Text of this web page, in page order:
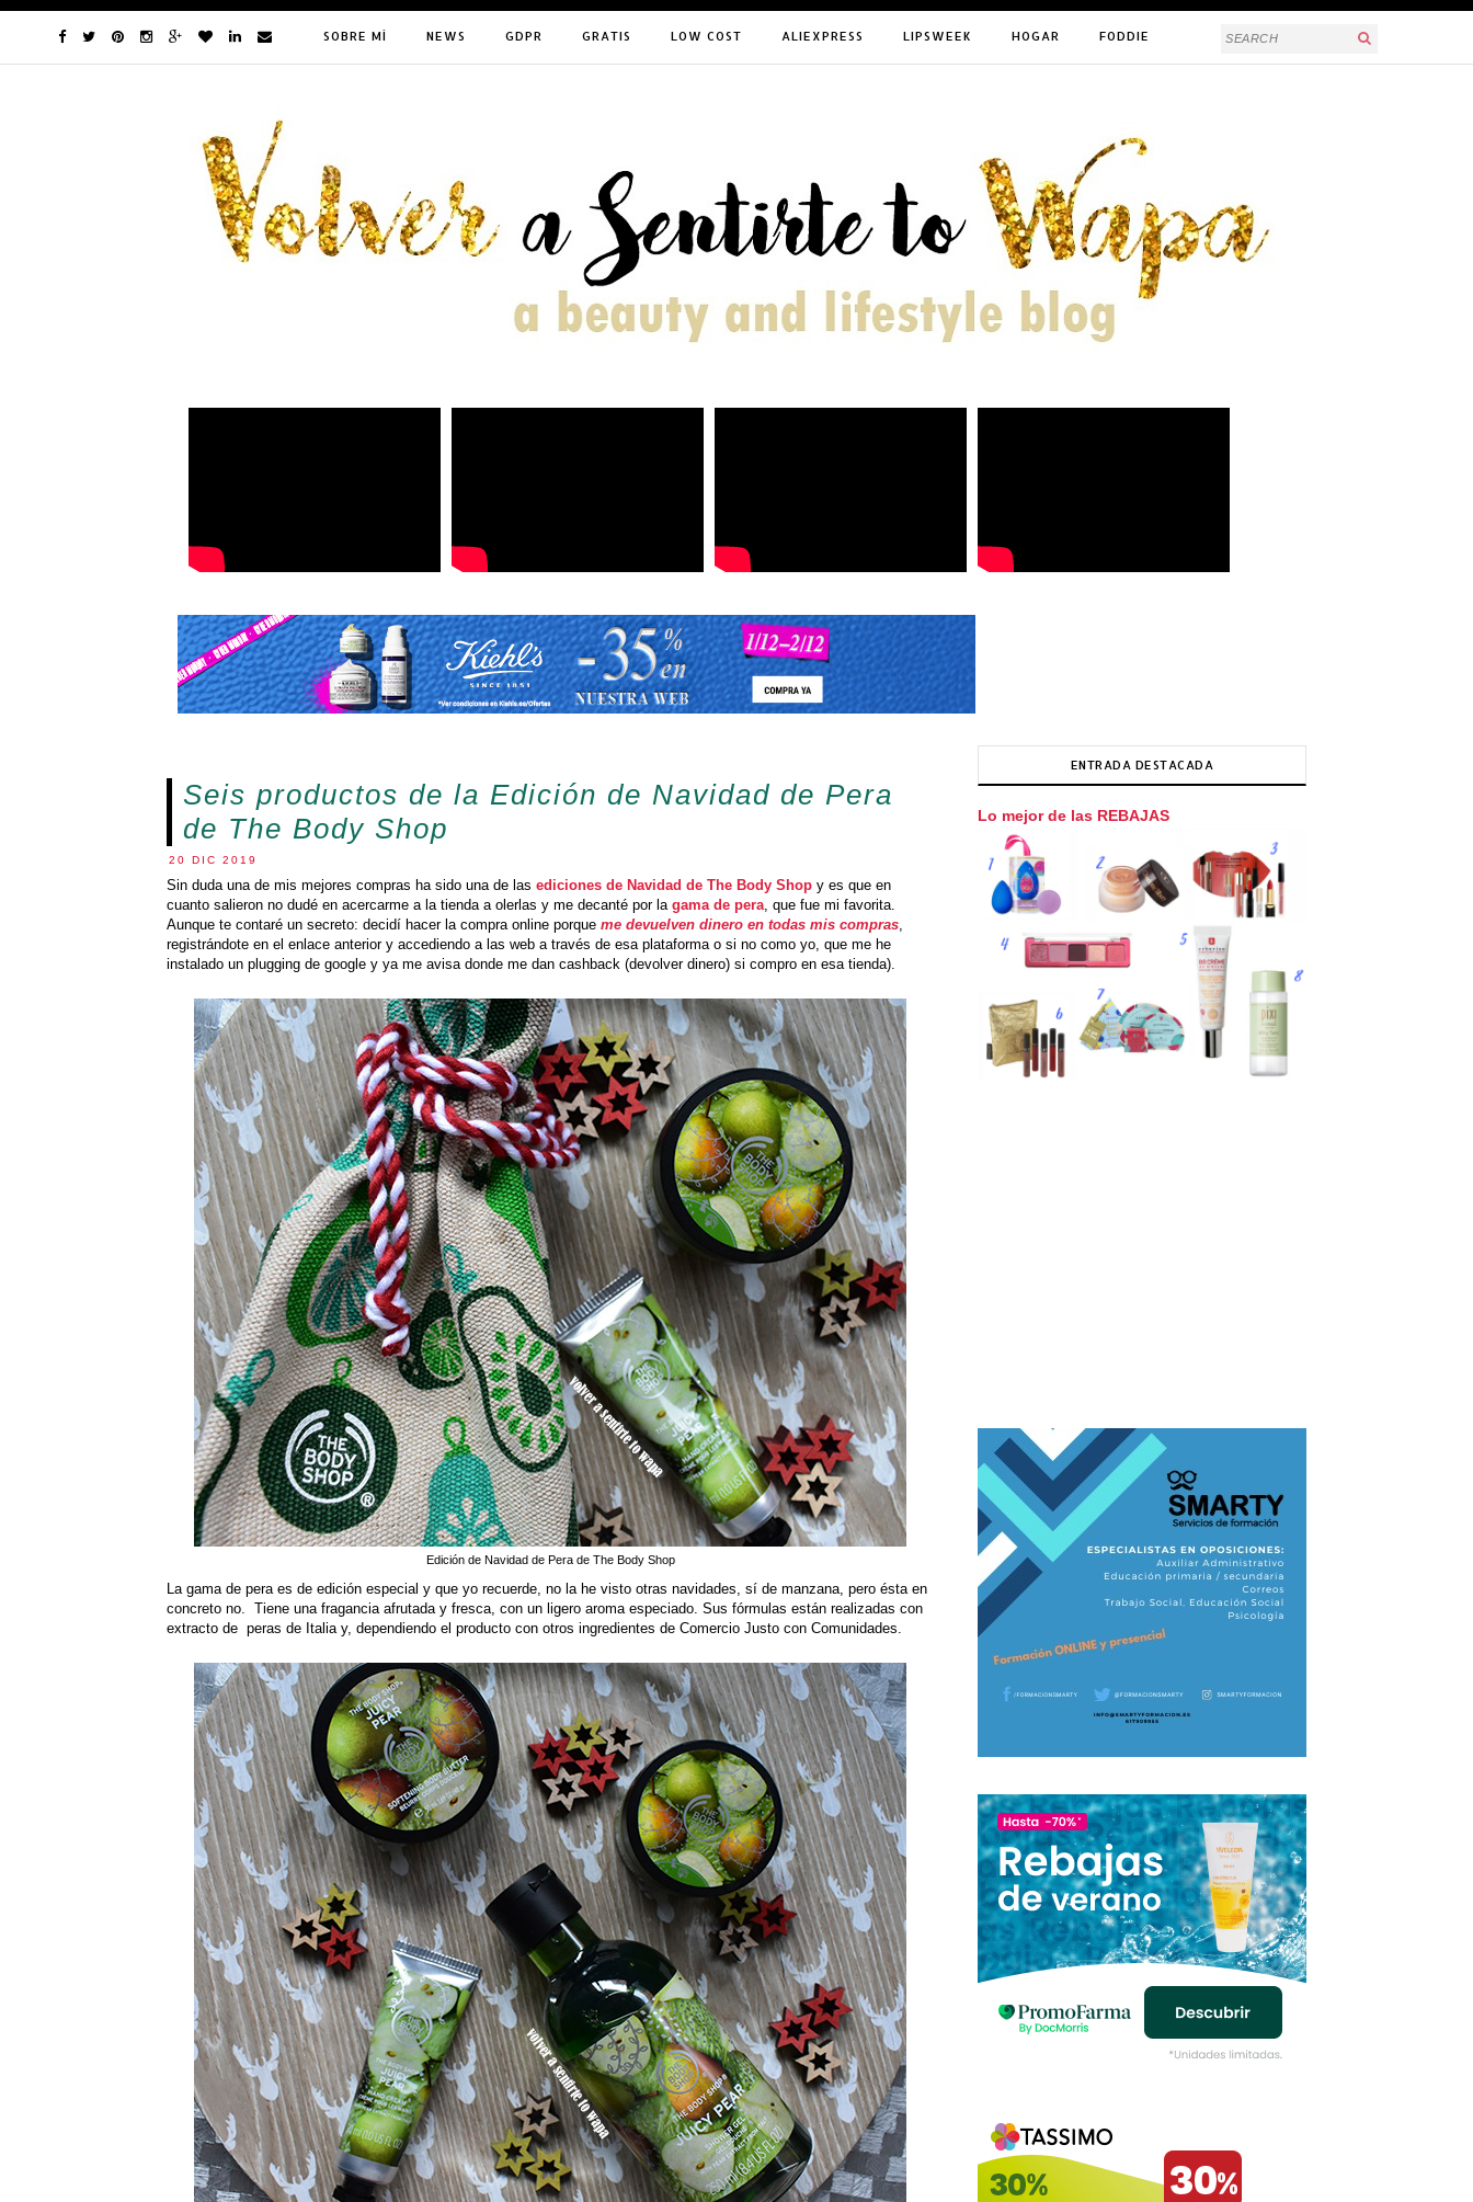
SOBRE MÍ NEWS GDPR GRATIS LOW COST ALIEXPRESS LIPSWEEK HOGAR FODDIE
Seis productos de la Edición de Navidad de Pera
de The Body Shop
20 DIC 2019
Sin duda una de mis mejores compras ha sido una de las ediciones de Navidad de The Body Shop y es que en
cuanto salieron no dudé en acercarme a la tienda a olerlas y me decanté por la gama de pera, que fue mi favorita.
Aunque te contaré un secreto: decidí hacer la compra online porque me devuelven dinero en todas mis compras,
registrándote en el enlace anterior y accediendo a las web a través de esa plataforma o si no como yo, que me he
instalado un plugging de google y ya me avisa donde me dan cashback (devolver dinero) si compro en esa tienda).
Edición de Navidad de Pera de The Body Shop
La gama de pera es de edición especial y que yo recuerde, no la he visto otras navidades, sí de manzana, pero ésta en
concreto no. Tiene una fragancia afrutada y fresca, con un ligero aroma especiado. Sus fórmulas están realizadas con
extracto de peras de Italia y, dependiendo el producto con otros ingredientes de Comercio Justo con Comunidades.
ENTRADA DESTACADA
Lo mejor de las REBAJAS